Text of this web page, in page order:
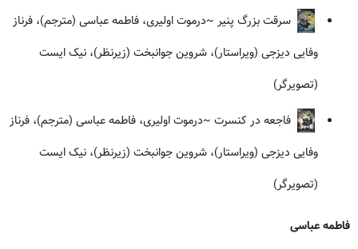
سرقت بزرگ پنیر ~درموت اولیری، فاطمه عباسی (مترجم)، فرناز
وفایی دیزجی (ویراستار)، شروین جوانبخت (زیرنظر)، نیک ایست
(تصویرگر)
فاجعه در کنسرت ~درموت اولیری، فاطمه عباسی (مترجم)، فرناز
وفایی دیزجی (ویراستار)، شروین جوانبخت (زیرنظر)، نیک ایست
(تصویرگر)
فاطمه عباسی